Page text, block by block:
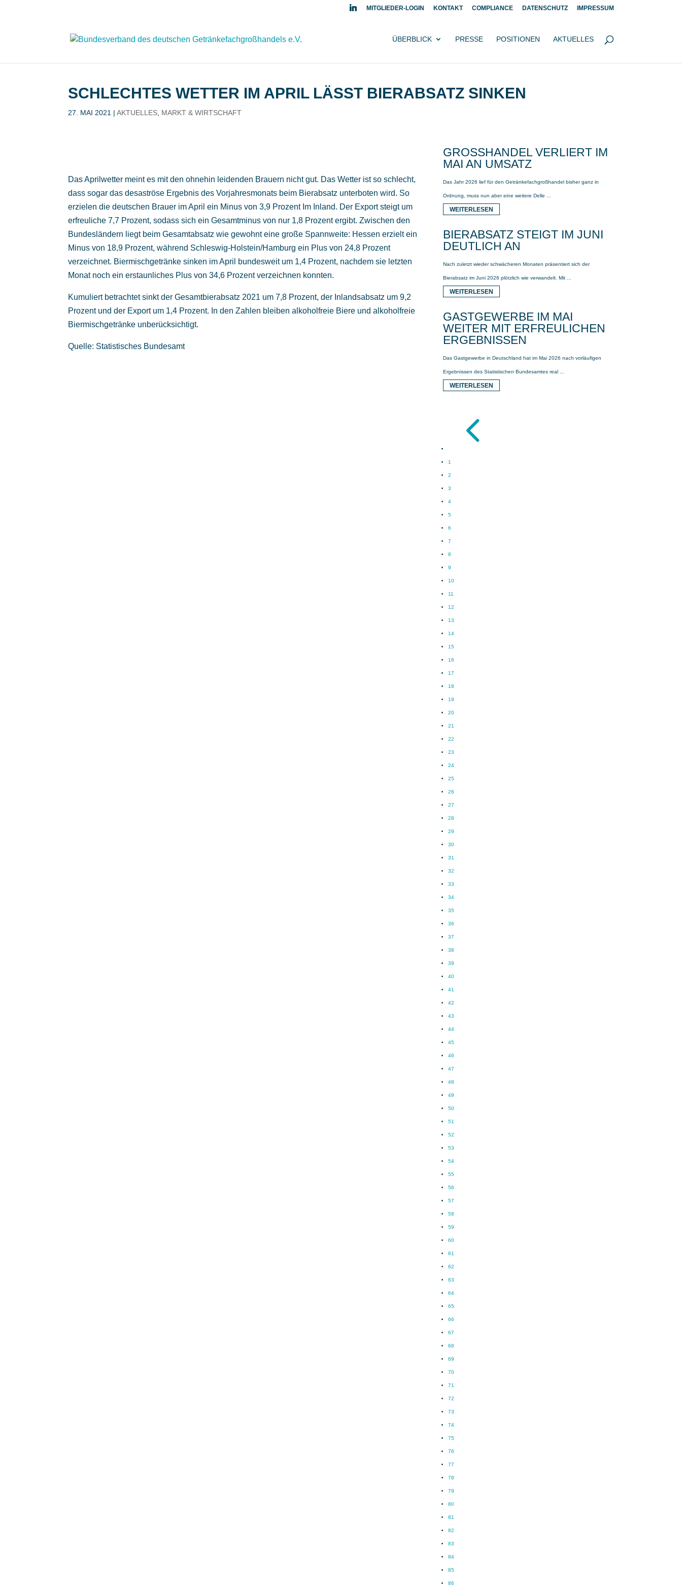
MITGLIEDER-LOGIN KONTAKT COMPLIANCE DATENSCHUTZ IMPRESSUM
ÜBERBLICK PRESSE POSITIONEN AKTUELLES
SCHLECHTES WETTER IM APRIL LÄSST BIERABSATZ SINKEN
27. MAI 2021 |AKTUELLES MARKT & WIRTSCHAFT
Das Aprilwetter meint es mit den ohnehin leidenden Brauern nicht gut. Das Wetter ist so schlecht,
dass sogar das desaströse Ergebnis des Vorjahresmonats beim Bierabsatz unterboten wird. So
erzielen die deutschen Brauer im April ein Minus von 3,9 Prozent Im Inland. Der Export steigt um
erfreuliche 7,7 Prozent, sodass sich ein Gesamtminus von nur 1,8 Prozent ergibt. Zwischen den
Bundesländern liegt beim Gesamtabsatz wie gewohnt eine große Spannweite: Hessen erzielt ein
Minus von 18,9 Prozent, während Schleswig-Holstein/Hamburg ein Plus von 24,8 Prozent
verzeichnet. Biermischgetränke sinken im April bundesweit um 1,4 Prozent, nachdem sie letzten
Monat noch ein erstaunliches Plus von 34,6 Prozent verzeichnen konnten.
Kumuliert betrachtet sinkt der Gesamtbierabsatz 2021 um 7,8 Prozent, der Inlandsabsatz um 9,2
Prozent und der Export um 1,4 Prozent. In den Zahlen bleiben alkoholfreie Biere und alkoholfreie
Biermischgetränke unberücksichtigt.
Quelle: Statistisches Bundesamt
GROSSHANDEL VERLIERT IM M
AI AN UMSATZ
Das Jahr 2026 lief für den Getränkefachgroßhandel bisher ganz in
Ordnung, muss nun aber eine weitere Delle ...
WEITERLESEN
BIERABSATZ STEIGT IM JUNI
DEUTLICH AN
Nach zuletzt wieder schwächeren Monaten präsentiert sich der
Bierabsatz im Juni 2026 plötzlich wie verwandelt. Mit ...
WEITERLESEN
GASTGEWERBE IM MAI
WEITER MIT ERFREULICHEN
ERGEBNISSEN
Das Gastgewerbe in Deutschland hat im Mai 2026 nach vorläufigen
Ergebnissen des Statistischen Bundesamtes real ...
WEITERLESEN
4
1
2
3
4
5
6
7
8
9
10
11
12
13
14
15
16
17
18
19
20
21
22
23
24
25
26
27
28
29
30
31
32
33
34
35
36
37
38
39
40
41
42
43
44
45
46
47
48
49
50
51
52
53
54
55
56
57
58
59
60
61
62
63
64
65
66
67
68
69
70
71
72
73
74
75
76
77
78
79
80
81
82
83
84
85
86